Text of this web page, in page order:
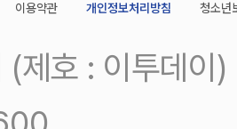
이용약관 개인정보처리방침 청소년
(제호 : 이투데